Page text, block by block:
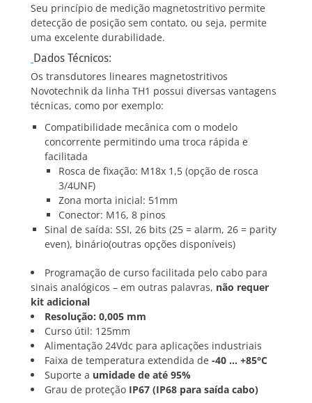
Seu princípio de medição magnetostritivo permite
detecção de posição sem contato, ou seja, permite
uma excelente durabilidade.
Dados Técnicos:
Os transdutores lineares magnetostritivos
Novotechnik da linha TH1 possui diversas vantagens
técnicas, como por exemplo:
Compatibilidade mecânica com o modelo
concorrente permitindo uma troca rápida e
facilitada
Rosca de fixação: M18x 1,5 (opção de rosca
3/4UNF)
Zona morta inicial: 51mm
Conector: M16, 8 pinos
Sinal de saída: SSI, 26 bits (25 = alarm, 26 = parity
even), binário(outras opções disponíveis)
Programação de curso facilitada pelo cabo para
sinais analógicos – em outras palavras, não requer
kit adicional
Resolução: 0,005 mm
Curso útil: 125mm
Alimentação 24Vdc para aplicações industriais
Faixa de temperatura extendida de -40 … +85°C
Suporte a umidade de até 95%
Grau de proteção IP67 (IP68 para saída cabo)